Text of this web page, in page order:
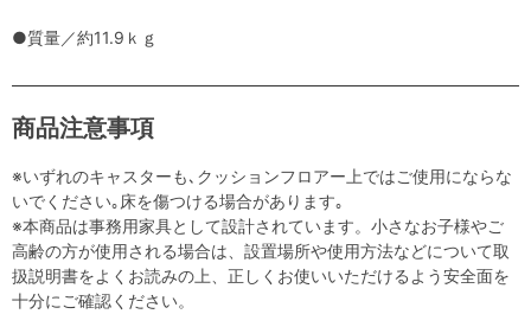
●質量／約11.9ｋｇ
商品注意事項
※いずれのキャスターも､クッションフロアー上ではご使用にならな
いでください｡床を傷つける場合があります｡
※本商品は事務用家具として設計されています。小さなお子様やご
高齢の方が使用される場合は、設置場所や使用方法などについて取
扱説明書をよくお読みの上、正しくお使いいただけるよう安全面を
十分にご確認ください。